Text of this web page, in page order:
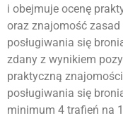
i obejmuje ocenę
oraz znajomość
posługiwania się
zdany z wynikiem
praktyczną
posługiwania się
minimum 4 trafień na